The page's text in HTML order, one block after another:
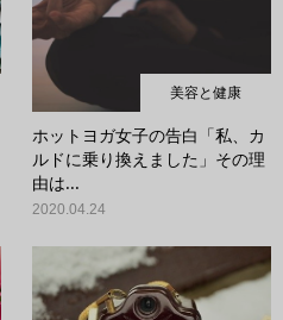
美容と健康
ホットヨガ女子の告白「私、カ
ルドに乗り換えました」その理
由は...
2020.04.24